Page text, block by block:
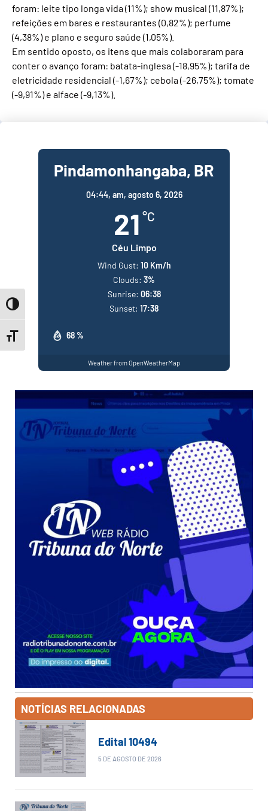
Toggle High Contrast
Toggle Font size
foram: leite tipo longa vida (11%); show musical (11,87%);
refeições em bares e restaurantes (0,82%); perfume
(4,38%) e plano e seguro saúde (1,05%).
Em sentido oposto, os itens que mais colaboraram para
conter o avanço foram: batata-inglesa (-18,95%); tarifa de
eletricidade residencial (-1,67%); cebola (-26,75%); tomate
(-9,91%) e alface (-9,13%).
Pindamonhangaba, BR
04:44, am, agosto 6, 2026
21 °C
Céu Limpo
68 %
Wind Gust: 10 Km/h
Clouds: 3%
Sunrise: 06:38
Sunset: 17:38
Weather from OpenWeatherMap
NOTÍCIAS RELACIONADAS
Edital 10494
5 DE AGOSTO DE 2026